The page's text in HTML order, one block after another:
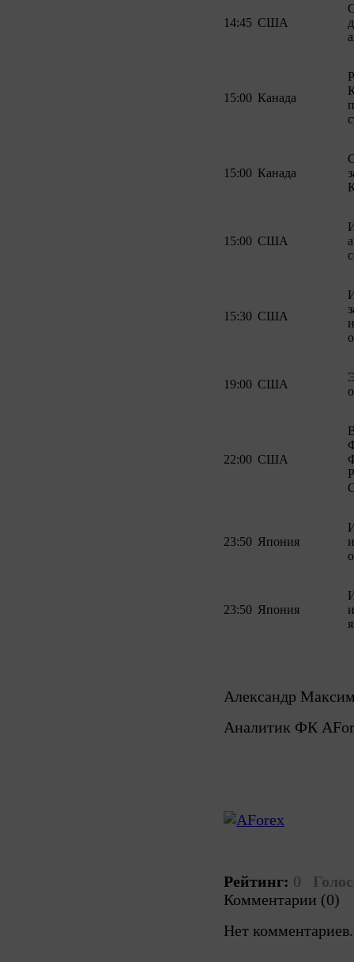
14:45 США
15:00 Канада
15:00 Канада
15:00 США
15:30 США
19:00 США
22:00 США
23:50 Япония
23:50 Япония
Александр
Аналитик ФК
Рейтинг: 0
Комментарии (0)
Нет